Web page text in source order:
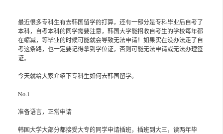
最近很多专科生有去韩国留学的打算，还有一部分是专科毕业后自考了
本科，自考本科的同学需要注意，韩国大学能招收自考生的学校每年都
在缩减，等毕业的时候可能就会导致无法申请！如果实在没办法走了自
考这条路，也一定要记得拿到学位证，否则可能无法申请或无法办理签
证。
今天就给大家介绍下专科生如何去韩国留学。
No.1
准备语言，正常申请
韩国大学大部分都接受大专的同学申请插班，插班到大三，读两年毕